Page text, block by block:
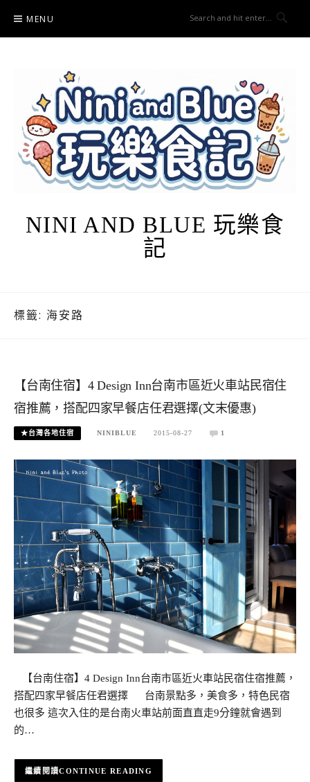
content
MENU
NINI AND BLUE 玩樂食
記
標籤: 海安路
【台南住宿】4 Design Inn台南市區近火車站民宿住
宿推薦，搭配四家早餐店任君選擇(文末優惠)
★台灣各地住宿 NINIBLUE 2015-08-27 1
【台南住宿】4 Design Inn台南市區近火車站民宿住宿推薦，
搭配四家早餐店任君選擇 台南景點多，美食多，特色民宿
也很多 這次入住的是台南火車站前面直直走9分鐘就會遇到
的…
CONTINUE READING